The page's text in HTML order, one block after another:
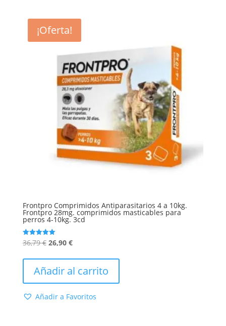
¡Oferta!
Frontpro Comprimidos Antiparasitarios 4 a 10kg.
Frontpro 28mg. comprimidos masticables para
perros 4-10kg. 3cd
Valorado
con
de 5
36,79€ El
original
era:
26,90 €El
actual
es:
Añadir al carrito
Añadir a Favoritos